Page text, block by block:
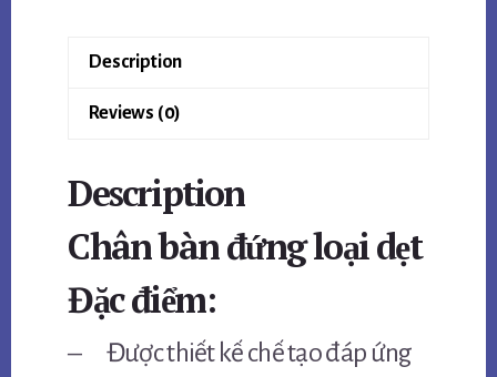
Description
Reviews (0)
Description
Chân bàn đứng loại dẹt
Đặc điểm:
– Được thiết kế chế tạo đáp ứng